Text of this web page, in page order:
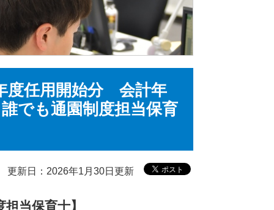
度任用開始分 会計年
でも通園制度担当保育
更新日：2026年1月30日更新
当保育士】